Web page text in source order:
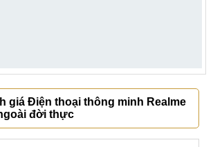
giá Điện thoại thông minh Realme
đời thực